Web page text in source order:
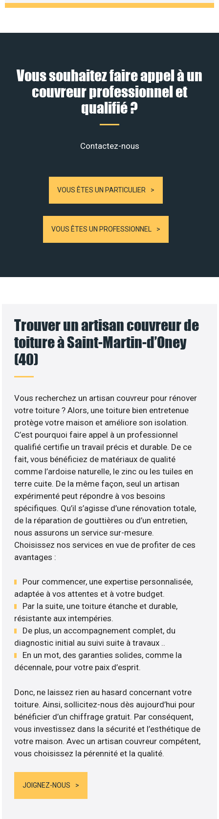
Vous souhaitez faire appel à un
couvreur professionnel et
qualifié ?
Contactez-nous
VOUS ÊTES UN PARTICULIER
VOUS ÊTES UN PROFESSIONNEL
Trouver un artisan couvreur de
toiture à Saint-Martin-d’Oney
(40)
Vous recherchez un artisan couvreur pour rénover
votre toiture ? Alors, une toiture bien entretenue
protège votre maison et améliore son isolation.
C’est pourquoi faire appel à un professionnel
qualifié certifie un travail précis et durable. De ce
fait, vous bénéficiez de matériaux de qualité
comme l’ardoise naturelle, le zinc ou les tuiles en
terre cuite. De la même façon, seul un artisan
expérimenté peut répondre à vos besoins
spécifiques. Qu’il s’agisse d’une rénovation totale,
de la réparation de gouttières ou d’un entretien,
nous assurons un service sur-mesure.
Choisissez nos services en vue de profiter de ces
avantages :
Pour commencer, une expertise personnalisée,
adaptée à vos attentes et à votre budget.
Par la suite, une toiture étanche et durable,
résistante aux intempéries.
De plus, un accompagnement complet, du
diagnostic initial au suivi suite à travaux ..
En un mot, des garanties solides, comme la
décennale, pour votre paix d’esprit.
Donc, ne laissez rien au hasard concernant votre
toiture. Ainsi, sollicitez-nous dès aujourd’hui pour
bénéficier d’un chiffrage gratuit. Par conséquent,
vous investissez dans la sécurité et l’esthétique de
votre maison. Avec un artisan couvreur compétent,
vous choisissez la pérennité et la qualité.
JOIGNEZ-NOUS